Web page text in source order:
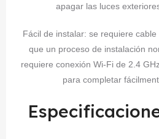
apagar las luces
Fácil de instalar: se requiere
que un proceso de instalación
requiere conexión Wi-Fi de 2.4
para completar